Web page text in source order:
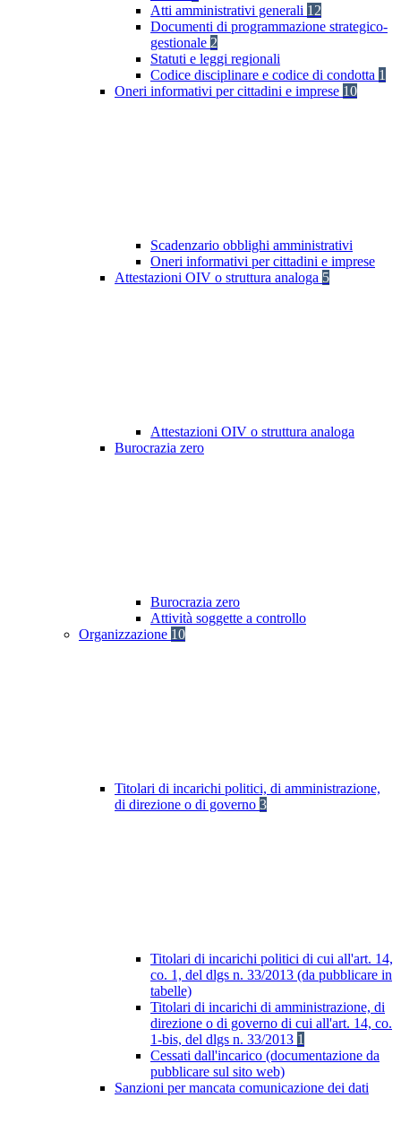
Atti amministrativi generali 12
Documenti di programmazione strategico-
gestionale 2
Statuti e leggi regionali
Codice disciplinare e codice di condotta 1
Oneri informativi per cittadini e imprese 10
Scadenzario obblighi amministrativi
Oneri informativi per cittadini e imprese
Attestazioni OIV o struttura analoga 5
Attestazioni OIV o struttura analoga
Burocrazia zero
Burocrazia zero
Attività soggette a controllo
Organizzazione 10
Titolari di incarichi politici, di amministrazione,
di direzione o di governo 3
Titolari di incarichi politici di cui all'art. 14,
co. 1, del dlgs n. 33/2013 (da pubblicare in
tabelle)
Titolari di incarichi di amministrazione, di
direzione o di governo di cui all'art. 14, co.
1-bis, del dlgs n. 33/2013 1
Cessati dall'incarico (documentazione da
pubblicare sul sito web)
Sanzioni per mancata comunicazione dei dati